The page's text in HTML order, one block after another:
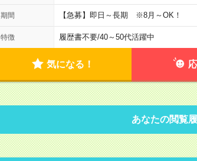
期間 【急募】即日～長期 ※8月～OK！
特徴 履歴書不要/40～50代活躍中
気になる！
あなたの閲覧